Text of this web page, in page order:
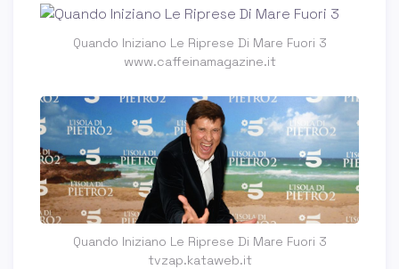
Quando Iniziano Le Riprese Di Mare Fuori 3
www.caffeinamagazine.it
Quando Iniziano Le Riprese Di Mare Fuori 3
tvzap.kataweb.it